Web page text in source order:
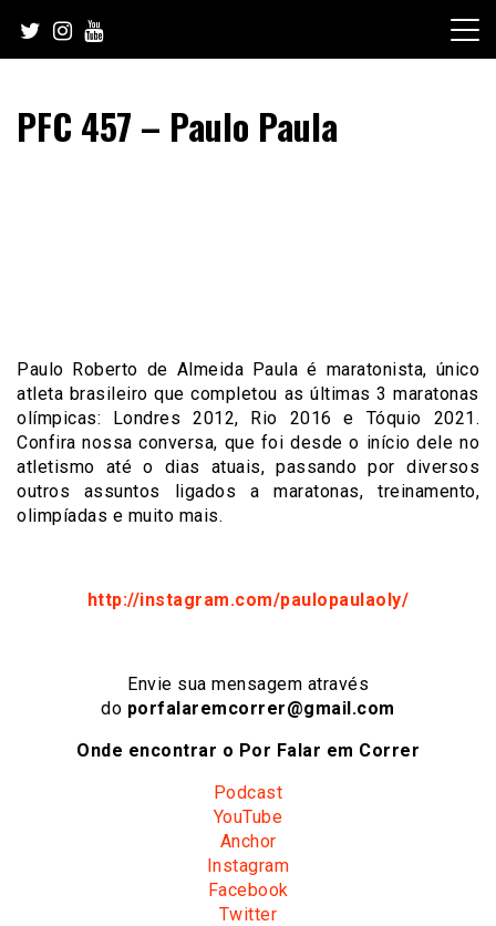
content
PFC 457 – Paulo Paula
Paulo Roberto de Almeida Paula é maratonista, único
atleta brasileiro que completou as últimas 3 maratonas
olímpicas: Londres 2012, Rio 2016 e Tóquio 2021.
Confira nossa conversa, que foi desde o início dele no
atletismo até o dias atuais, passando por diversos
outros assuntos ligados a maratonas, treinamento,
olimpíadas e muito mais.
http://instagram.com/paulopaulaoly/
Envie sua mensagem através
do porfalaremcorrer@gmail.com
Onde encontrar o Por Falar em Correr
Podcast
YouTube
Anchor
Instagram
Facebook
Twitter